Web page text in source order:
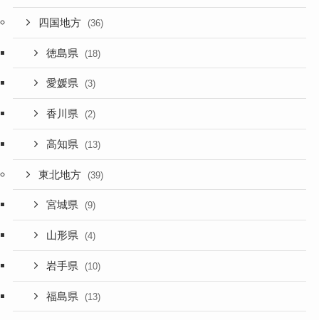
四国地方 (36)
徳島県 (18)
愛媛県 (3)
香川県 (2)
高知県 (13)
東北地方 (39)
宮城県 (9)
山形県 (4)
岩手県 (10)
福島県 (13)